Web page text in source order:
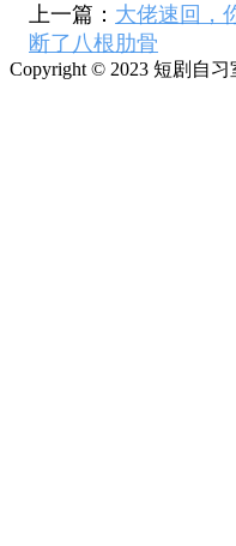
上一篇： 大佬速回，
断了八根肋骨
Copyright © 2023 短剧自习